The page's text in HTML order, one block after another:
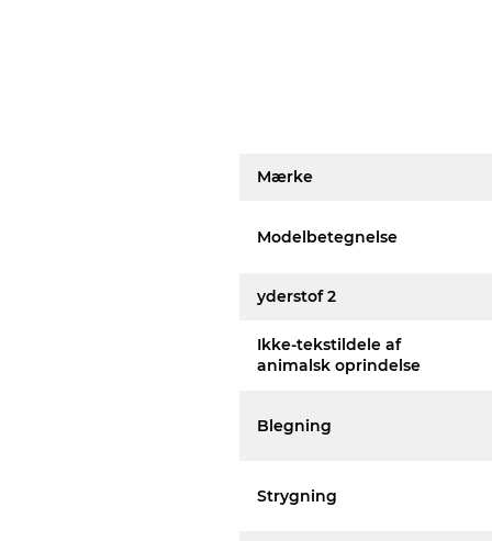
Mærke
Modelbetegnelse
yderstof 2
Ikke-tekstildele af
animalsk oprindelse
Blegning
Strygning